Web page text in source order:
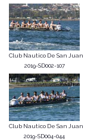
Club Nautico De San Juan
2019-SD002-107
Club Nautico De San Juan
2019-SD004-044